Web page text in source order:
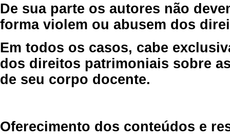
De sua parte os autores não
forma violem ou abusem dos
Em todos os casos, cabe
dos direitos patrimoniais sobre
de seu corpo docente.
Oferecimento dos conteúdos e